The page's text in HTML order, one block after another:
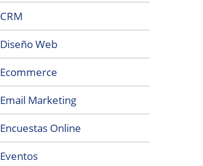
CRM
Diseño Web
Ecommerce
Email Marketing
Encuestas Online
Eventos